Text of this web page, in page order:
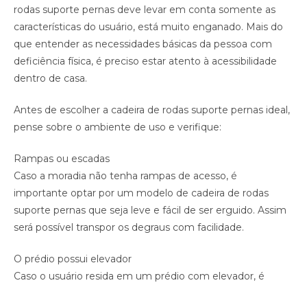
rodas suporte pernas deve levar em conta somente as
características do usuário, está muito enganado. Mais do
que entender as necessidades básicas da pessoa com
deficiência física, é preciso estar atento à acessibilidade
dentro de casa.
Antes de escolher a cadeira de rodas suporte pernas ideal,
pense sobre o ambiente de uso e verifique:
Rampas ou escadas
Caso a moradia não tenha rampas de acesso, é
importante optar por um modelo de cadeira de rodas
suporte pernas que seja leve e fácil de ser erguido. Assim
será possível transpor os degraus com facilidade.
O prédio possui elevador
Caso o usuário resida em um prédio com elevador, é